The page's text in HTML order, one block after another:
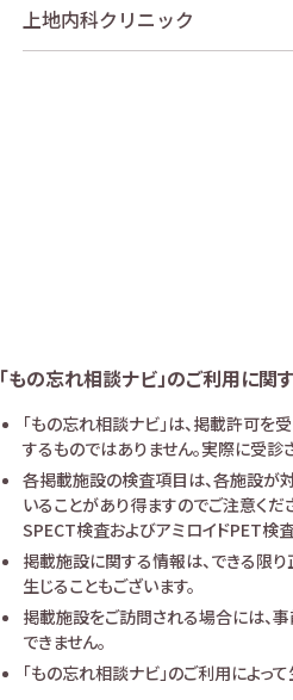
上地内科クリニック
「もの忘れ相談ナビ」のご利用に関
「もの忘れ相談ナビ」は、掲載許可を
するものではありません。実際に受診
各掲載施設の検査項目は、各施設が
いることがあり得ますのでご注意く
SPECT検査およびアミロイドPET検
掲載施設に関する情報は、できる限
生じることもございます。
掲載施設をご訪問される場合には、
できません。
「もの忘れ相談ナビ」のご利用によっ